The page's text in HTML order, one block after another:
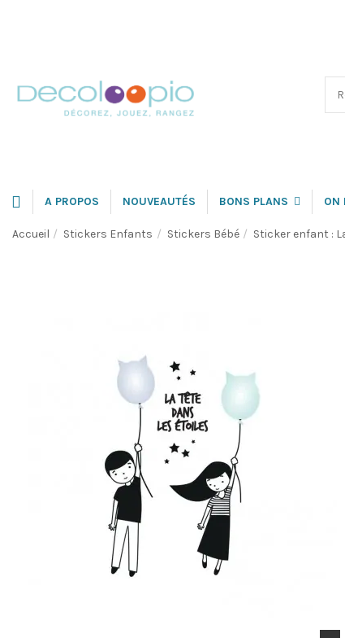
A PROPOS NOUVEAUTÉS BONS PLANS ON
Accueil Stickers Enfants Stickers Bébé Sticker enfant :